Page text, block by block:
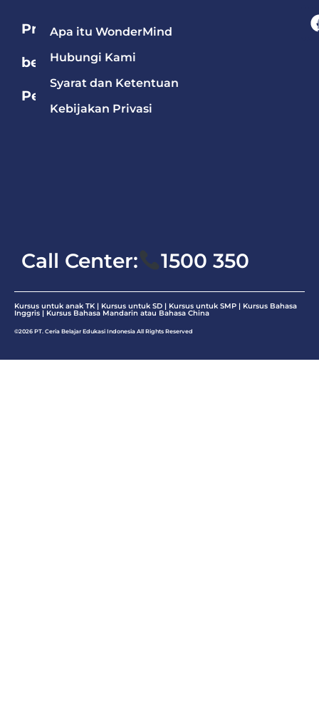
Program
berdasarkan
Pelajaran
Apa itu WonderMind
Hubungi Kami
Syarat dan Ketentuan
Kebijakan Privasi
Call Center: 1500 350
Kursus untuk anak TK | Kursus untuk SD | Kursus untuk SMP | Kursus Bahasa
Inggris | Kursus Bahasa Mandarin atau Bahasa China
©2026 PT. Ceria Belajar Edukasi Indonesia All Rights Reserved